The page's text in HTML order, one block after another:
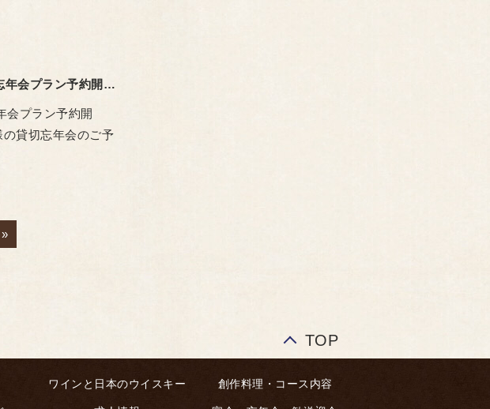
大人の忘年会は、贅沢貸切で。 ああばんの貸切忘年会プラン予約開始！ ​広島駅近くの隠れ家「ああばん
会プラン予約開
貸切忘年会のご予
»
TOP
ワインと日本のウイスキー 創作料理・コース内容